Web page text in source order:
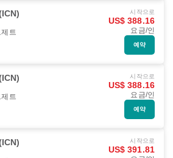
트
시작으로
US$ 388.16
요금/인
예약
트
시작으로
US$ 388.16
요금/인
예약
시작으로
US$ 391.81